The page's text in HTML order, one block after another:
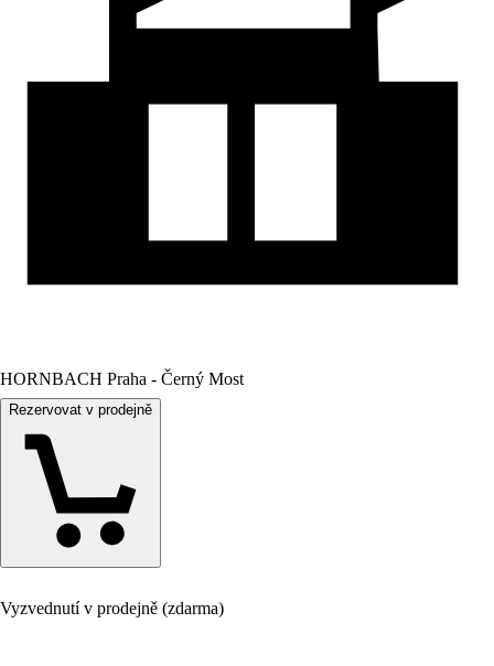
HORNBACH Praha - Černý Most
Rezervovat v prodejně
Vyzvednutí v prodejně (zdarma)